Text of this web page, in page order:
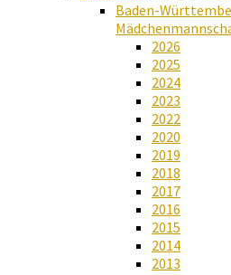
Baden-
2026
2025
2024
2023
2022
2020
2019
2018
2017
2016
2015
2014
2013